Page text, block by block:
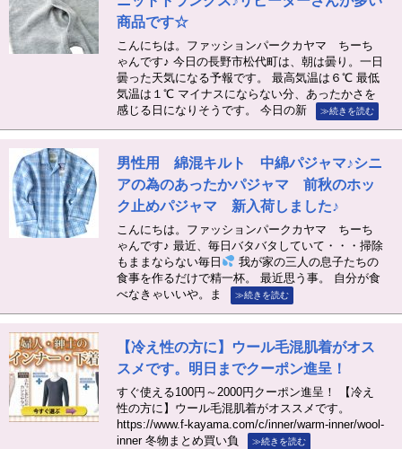
商品です☆
こんにちは。ファッションパークカヤマ ちーち
ゃんです♪ 今日の長野市松代町は、朝は曇り。一日
曇った天気になる予報です。 最高気温は６℃ 最低
気温は１℃ マイナスにならない分、あったかさを
感じる日になりそうです。 今日の新
≫続きを読む
男性用 綿混キルト 中綿パジャマ♪シニ
アの為のあったかパジャマ 前秋のホッ
ク止めパジャマ 新入荷しました♪
こんにちは。ファッションパークカヤマ ちーち
ゃんです♪ 最近、毎日バタバタしていて・・・掃除
もままならない毎日
我が家の三人の息子たちの
食事を作るだけで精一杯。 最近思う事。 自分が食
べなきゃいいや。ま
≫続きを読む
【冷え性の方に】ウール毛混肌着がオス
スメです。明日までクーポン進呈！
すぐ使える100円～2000円クーポン進呈！ 【冷え
性の方に】ウール毛混肌着がオススメです。
https://www.f-kayama.com/c/inner/warm-inner/wool-
inner 冬物まとめ買い負
≫続きを読む